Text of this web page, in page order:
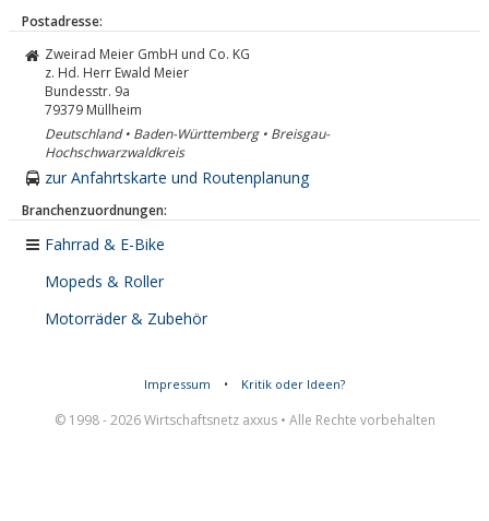
Postadresse:
Zweirad Meier GmbH und Co. KG
z. Hd. Herr Ewald Meier
Bundesstr. 9a
79379 Müllheim
Deutschland • Baden-Württemberg • Breisgau-
Hochschwarzwaldkreis
zur Anfahrtskarte und Routenplanung
Branchenzuordnungen:
Fahrrad & E-Bike
Mopeds & Roller
Motorräder & Zubehör
Impressum • Kritik oder Ideen?
© 1998 - 2026 Wirtschaftsnetz axxus • Alle Rechte vorbehalten